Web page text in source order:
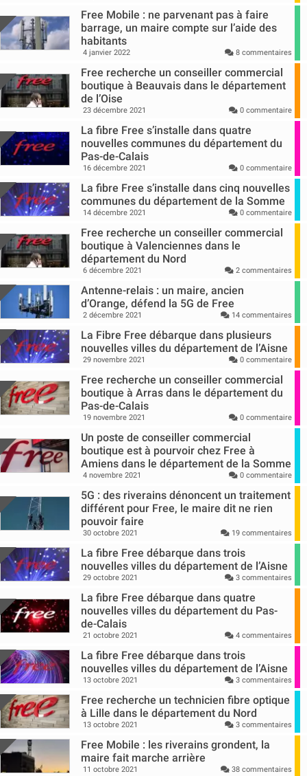
Free Mobile : ne parvenant pas à faire
barrage, un maire compte sur l’aide des
habitants
4 janvier 2022 8 commentaires
Free recherche un conseiller commercial
boutique à Beauvais dans le département
de l’Oise
23 décembre 2021 0 commentaire
La fibre Free s’installe dans quatre
nouvelles communes du département du
Pas-de-Calais
16 décembre 2021 0 commentaire
La fibre Free s’installe dans cinq nouvelles
communes du département de la Somme
14 décembre 2021 0 commentaire
Free recherche un conseiller commercial
boutique à Valenciennes dans le
département du Nord
6 décembre 2021 2 commentaires
Antenne-relais : un maire, ancien
d’Orange, défend la 5G de Free
2 décembre 2021 14 commentaires
La Fibre Free débarque dans plusieurs
nouvelles villes du département de l’Aisne
29 novembre 2021 0 commentaire
Free recherche un conseiller commercial
boutique à Arras dans le département du
Pas-de-Calais
19 novembre 2021 0 commentaire
Un poste de conseiller commercial
boutique est à pourvoir chez Free à
Amiens dans le département de la Somme
4 novembre 2021 0 commentaire
5G : des riverains dénoncent un traitement
différent pour Free, le maire dit ne rien
pouvoir faire
30 octobre 2021 19 commentaires
La fibre Free débarque dans trois
nouvelles villes du département de l’Aisne
29 octobre 2021 3 commentaires
La fibre Free débarque dans quatre
nouvelles villes du département du Pas-
de-Calais
21 octobre 2021 4 commentaires
La fibre Free débarque dans trois
nouvelles villes du département de l’Aisne
13 octobre 2021 3 commentaires
Free recherche un technicien fibre optique
à Lille dans le département du Nord
13 octobre 2021 3 commentaires
Free Mobile : les riverains grondent, la
maire fait marche arrière
11 octobre 2021 38 commentaires